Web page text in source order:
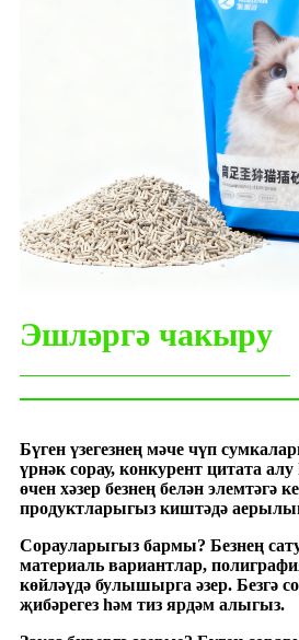
Эшләргә чакыру
Бүген үзегезнең мәче чүп
үрнәк сорау, конкурент цитата
өчен хәзер безнең белән элемтәгә
продуктларыгыз киштәдә
Сорауларыгыз бармы? Безнең
материаль вариантлар,
көйләүдә булышырга әзер. Безгә
җибәрегез һәм тиз ярдәм алыгыз.